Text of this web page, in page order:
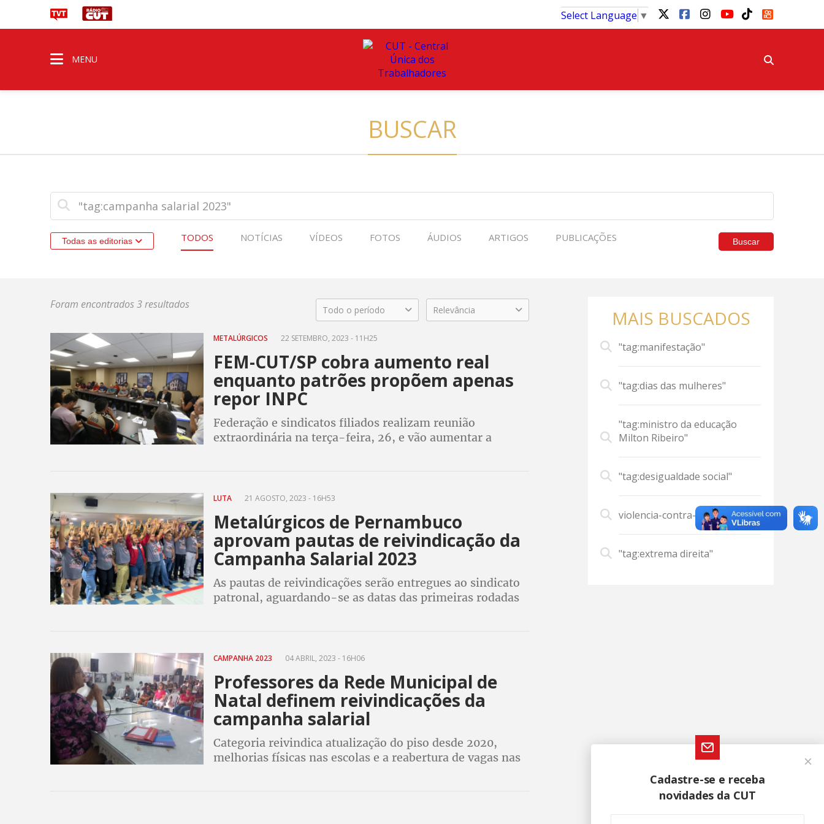
Select Language ▼
MENU
BUSCAR
Todas as editorias TODOS NOTÍCIAS VÍDEOS FOTOS ÁUDIOS ARTIGOS PUBLICAÇÕES Buscar
Foram encontrados 3 resultados Todo o período Relevância
METALÚRGICOS 22 SETEMBRO, 2023 - 11H25
FEM-CUT/SP cobra aumento real
enquanto patrões propõem apenas
repor INPC
Federação e sindicatos filiados realizam reunião
extraordinária na terça-feira, 26, e vão aumentar a
LUTA 21 AGOSTO, 2023 - 16H53
Metalúrgicos de Pernambuco
aprovam pautas de reivindicação da
Campanha Salarial 2023
As pautas de reivindicações serão entregues ao sindicato
patronal, aguardando-se as datas das primeiras rodadas
CAMPANHA 2023 04 ABRIL, 2023 - 16H06
Professores da Rede Municipal de
Natal definem reivindicações da
campanha salarial
Categoria reivindica atualização do piso desde 2020,
melhorias físicas nas escolas e a reabertura de vagas nas
MAIS BUSCADOS
"tag:manifestação"
"tag:dias das mulheres"
"tag:ministro da educação
Milton Ribeiro"
"tag:desigualdade social"
violencia-contra-mulher
"tag:extrema direita"
Cadastre-se e receba
novidades da CUT